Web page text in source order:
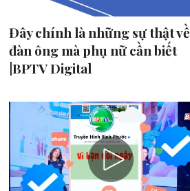
Đây chính là những sự thật về
đàn ông mà phụ nữ cần biết
|BPTV Digital